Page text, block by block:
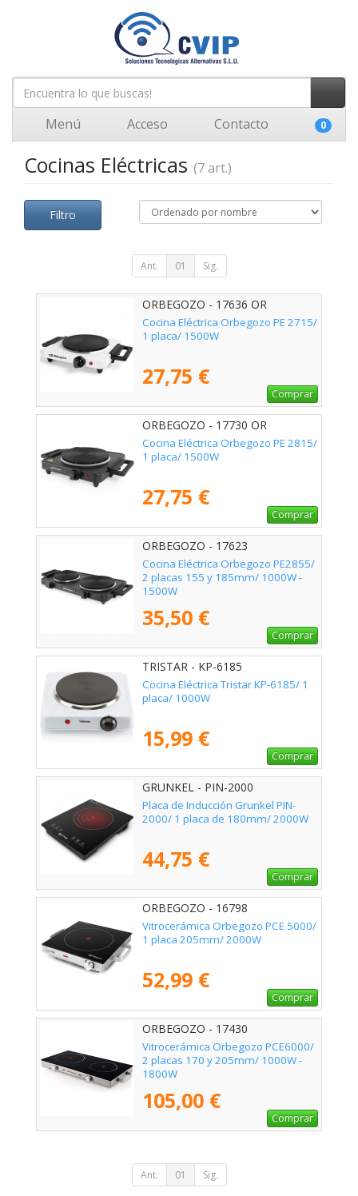
Menú Acceso Contacto 0
Cocinas Eléctricas (7 art.)
Filtro
Ant. 01 Sig.
ORBEGOZO - 17636 OR
Cocina Eléctrica Orbegozo PE 2715/
1 placa/ 1500W
27,75 €
Comprar
ORBEGOZO - 17730 OR
Cocina Eléctrica Orbegozo PE 2815/
1 placa/ 1500W
27,75 €
Comprar
ORBEGOZO - 17623
Cocina Eléctrica Orbegozo PE2855/
2 placas 155 y 185mm/ 1000W -
1500W
35,50 €
Comprar
TRISTAR - KP-6185
Cocina Eléctrica Tristar KP-6185/ 1
placa/ 1000W
15,99 €
Comprar
GRUNKEL - PIN-2000
Placa de Inducción Grunkel PIN-
2000/ 1 placa de 180mm/ 2000W
44,75 €
Comprar
ORBEGOZO - 16798
Vitrocerámica Orbegozo PCE 5000/
1 placa 205mm/ 2000W
52,99 €
Comprar
ORBEGOZO - 17430
Vitrocerámica Orbegozo PCE6000/
2 placas 170 y 205mm/ 1000W -
1800W
105,00 €
Comprar
Ant. 01 Sig.